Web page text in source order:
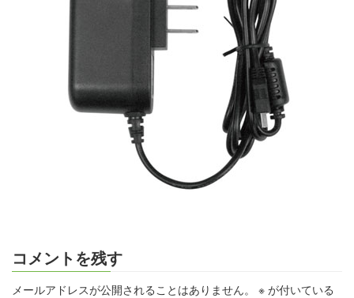
コメントを残す
メールアドレスが公開されることはありません。 ※ が付いている